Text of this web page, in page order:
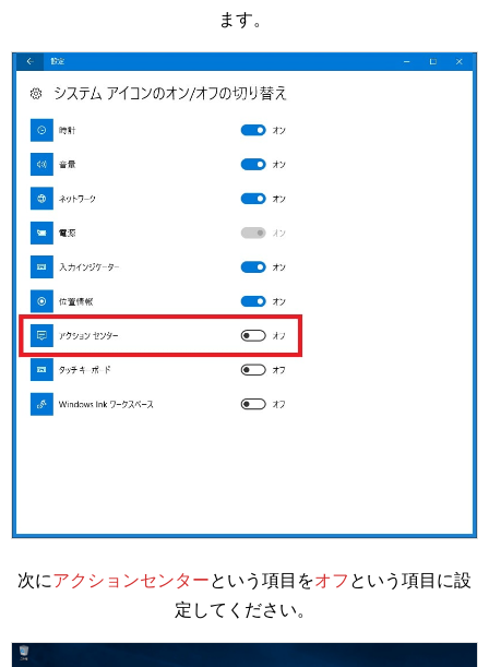
ます。
次にアクションセンターという項目をオフ という項目に設
定してください。